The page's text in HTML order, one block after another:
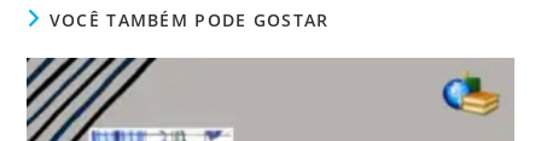
VOCÊ TAMBÉM PODE GOSTAR